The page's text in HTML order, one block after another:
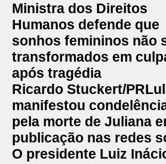
Ministra dos Direitos
Humanos defende que
sonhos femininos não
transformados em
após tragédia
Ricardo Stuckert/PR
manifestou
pela morte de Juliana
publicação nas redes
O presidente Luiz